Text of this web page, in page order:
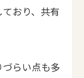
おり、共有
らい点も多